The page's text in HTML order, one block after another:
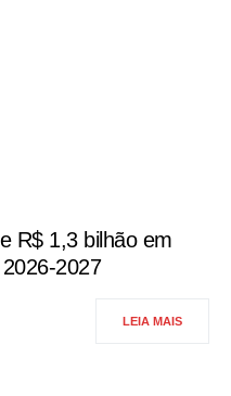
R$ 1,3 bilhão em
2027
LEIA MAIS